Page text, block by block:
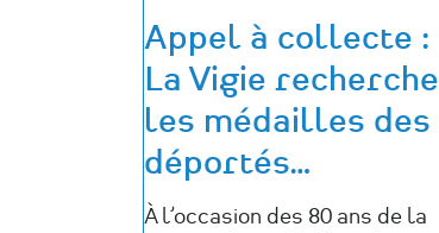
Appel à collecte :
La Vigie recherche
les médailles des
déportés…
À l’occasion des 80 ans de la